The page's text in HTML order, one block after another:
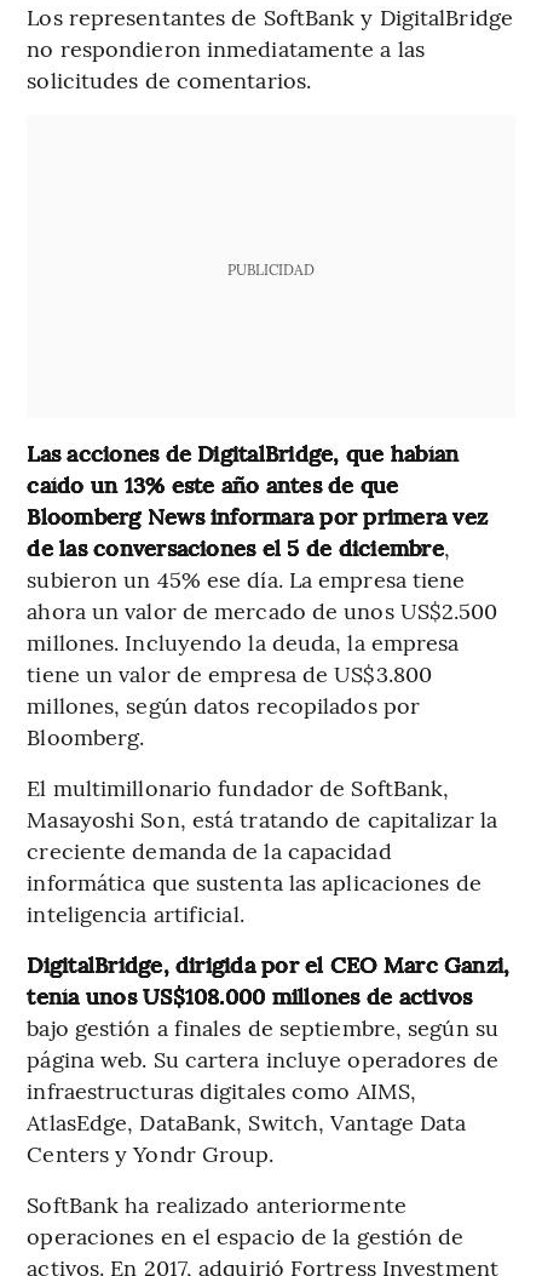
Los representantes de SoftBank y DigitalBridge
no respondieron inmediatamente a las
solicitudes de comentarios.
PUBLICIDAD
Las acciones de DigitalBridge, que habían
caído un 13% este año antes de que
Bloomberg News informara por primera vez
de las conversaciones el 5 de diciembre,
subieron un 45% ese día. La empresa tiene
ahora un valor de mercado de unos US$2.500
millones. Incluyendo la deuda, la empresa
tiene un valor de empresa de US$3.800
millones, según datos recopilados por
Bloomberg.
El multimillonario fundador de SoftBank,
Masayoshi Son, está tratando de capitalizar la
creciente demanda de la capacidad
informática que sustenta las aplicaciones de
inteligencia artificial.
DigitalBridge, dirigida por el CEO Marc Ganzi,
tenía unos US$108.000 millones de activos
bajo gestión a finales de septiembre, según su
página web. Su cartera incluye operadores de
infraestructuras digitales como AIMS,
AtlasEdge, DataBank, Switch, Vantage Data
Centers y Yondr Group.
SoftBank ha realizado anteriormente
operaciones en el espacio de la gestión de
activos. En 2017, adquirió Fortress Investment